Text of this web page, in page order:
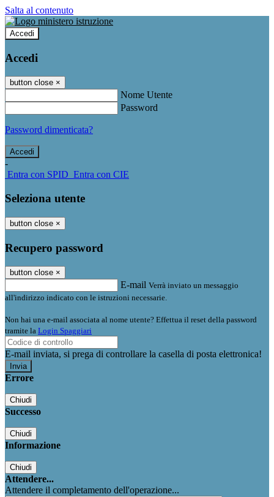
Salta al contenuto
Accedi
Accedi
button close ×
Nome Utente
Password
Password dimenticata?
-
Entra con SPID Entra con CIE
Seleziona utente
button close ×
Recupero password
button close ×
E-mail Verrà inviato un messaggio
all'indirizzo indicato con le istruzioni necessarie.
Non hai una e-mail associata al nome utente? Effettua il reset della password
tramite la Login Spaggiari
E-mail inviata, si prega di controllare la casella di posta elettronica!
Errore
Chiudi
Successo
Chiudi
Informazione
Chiudi
Attendere...
Attendere il completamento dell'operazione...